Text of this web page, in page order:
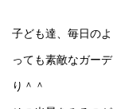
子ども達、毎日の
っても素敵なガー
り＾＾